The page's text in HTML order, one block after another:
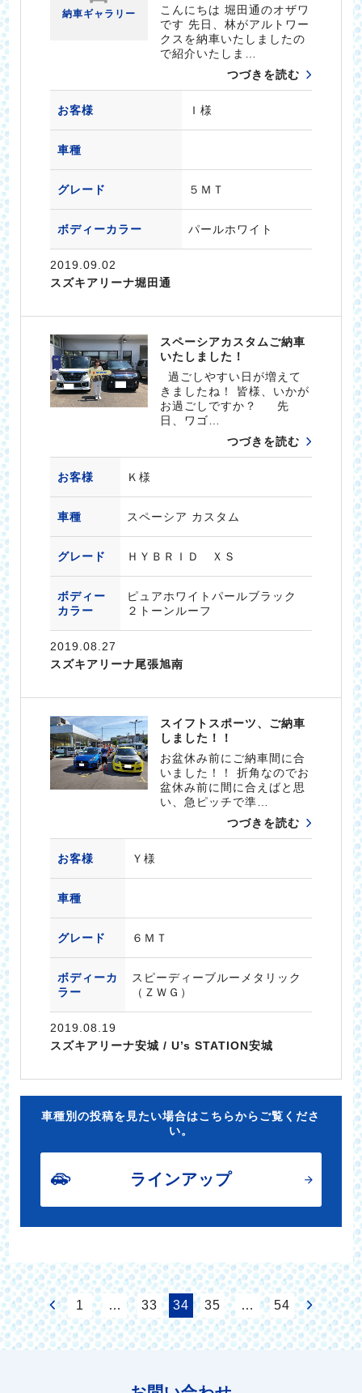
納車ギャラリー
こんにちは 堀田通のオザワ
です 先日、林がアルトワー
クスを納車いたしましたの
で紹介いたしま…
つづきを読む
お客様 Ｉ様
車種
グレード ５ＭＴ
ボディーカラー パールホワイト
2019.09.02
スズキアリーナ堀田通
スペーシアカスタムご納車
いたしました！
過ごしやすい日が増えて
きましたね！ 皆様、いかが
お過ごしですか？ 先
日、ワゴ…
つづきを読む
お客様 Ｋ様
車種 スペーシア カスタム
グレード ＨＹＢＲＩＤ ＸＳ
ボディー
カラー
ピュアホワイトパールブラック
２トーンルーフ
2019.08.27
スズキアリーナ尾張旭南
スイフトスポーツ、ご納車
しました！！
お盆休み前にご納車間に合
いました！！ 折角なのでお
盆休み前に間に合えばと思
い、急ピッチで準…
つづきを読む
お客様 Ｙ様
車種
グレード ６ＭＴ
ボディーカ
ラー
スピーディーブルーメタリック
（ＺＷＧ）
2019.08.19
スズキアリーナ安城 / U’s STATION安城
車種別の投稿を見たい場合はこちらからご覧くださ
い。
ラインアップ
1 … 33 34 35 … 54